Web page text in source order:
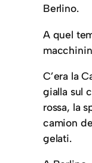
Berlino.
A quel
C’era la
gialla sul
rossa, la
camion
gelati.